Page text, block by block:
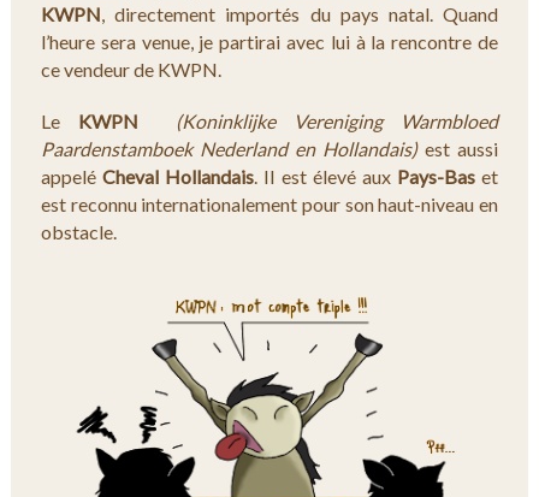
KWPN, directement importés du pays natal. Quand
l’heure sera venue, je partirai avec lui à la rencontre de
ce vendeur de KWPN.
Le KWPN
(Koninklijke Vereniging Warmbloed
Paardenstamboek Nederland en Hollandais)est aussi
appeléCheval Hollandais. Il est élevé auxPays-Baset
est reconnu internationalement pour son haut-niveau en
obstacle.